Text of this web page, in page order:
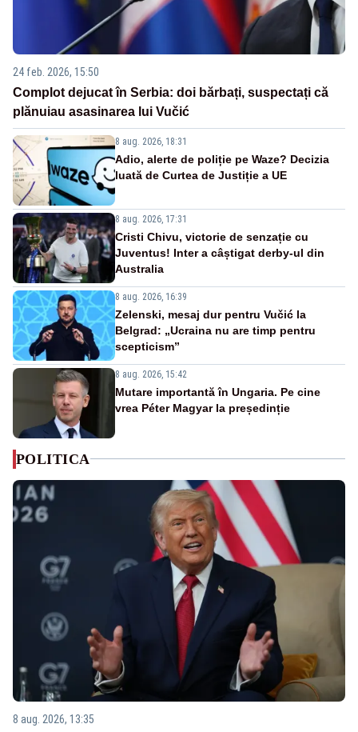
24 feb. 2026, 15:50
Complot dejucat în Serbia: doi bărbați, suspectați că
plănuiau asasinarea lui Vučić
8 aug. 2026, 18:31
Adio, alerte de poliție pe Waze? Decizia
luată de Curtea de Justiție a UE
8 aug. 2026, 17:31
Cristi Chivu, victorie de senzație cu
Juventus! Inter a câștigat derby-ul din
Australia
8 aug. 2026, 16:39
Zelenski, mesaj dur pentru Vučić la
Belgrad: „Ucraina nu are timp pentru
scepticism”
8 aug. 2026, 15:42
Mutare importantă în Ungaria. Pe cine
vrea Péter Magyar la președinție
POLITICA
8 aug. 2026, 13:35